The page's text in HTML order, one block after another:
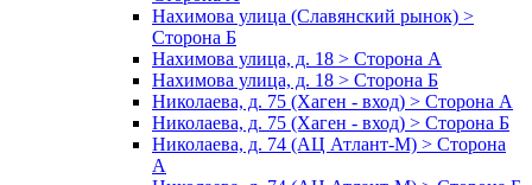
Нахимова улица (Славянский рынок) >
Сторона Б
Нахимова улица, д. 18 > Сторона А
Нахимова улица, д. 18 > Сторона Б
Николаева, д. 75 (Хаген - вход) > Сторона А
Николаева, д. 75 (Хаген - вход) > Сторона Б
Николаева, д. 74 (АЦ Атлант-М) > Сторона
А